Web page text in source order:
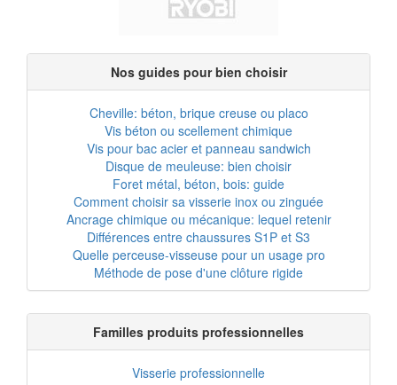
Nos guides pour bien choisir
Cheville: béton, brique creuse ou placo
Vis béton ou scellement chimique
Vis pour bac acier et panneau sandwich
Disque de meuleuse: bien choisir
Foret métal, béton, bois: guide
Comment choisir sa visserie inox ou zinguée
Ancrage chimique ou mécanique: lequel retenir
Différences entre chaussures S1P et S3
Quelle perceuse-visseuse pour un usage pro
Méthode de pose d'une clôture rigide
Familles produits professionnelles
Visserie professionnelle